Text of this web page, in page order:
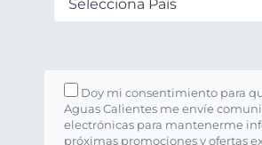
Doy mi consentimiento para
Aguas Calientes me envíe
electrónicas para mantenerme
próximas promociones y ofertas